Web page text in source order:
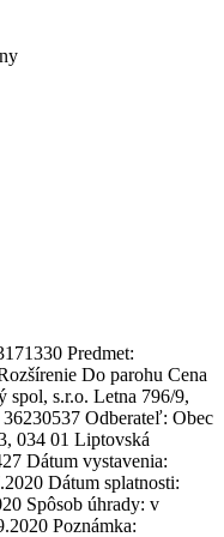
Predmet:
Do parohu Cena
s.r.o. Letna 796/9,
Odberateľ: Obec
034 01 Liptovská
Dátum vystavenia:
Dátum splatnosti:
Spôsob úhrady: v
Poznámka: